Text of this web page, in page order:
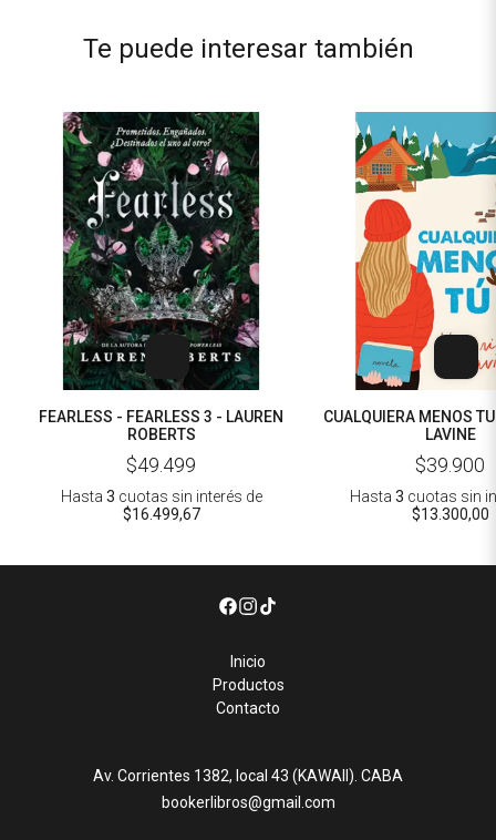
Te puede interesar también
FEARLESS - FEARLESS 3 - LAUREN
ROBERTS
$49.499
Hasta 3 cuotas sin interés de
$16.499,67
CUALQUIERA MENOS
LAVINE
$39.900
Hasta 3 cuotas sin
$13.300,00
Inicio
Productos
Contacto
Av. Corrientes 1382, local 43 (KAWAII). CABA
bookerlibros@gmail.com